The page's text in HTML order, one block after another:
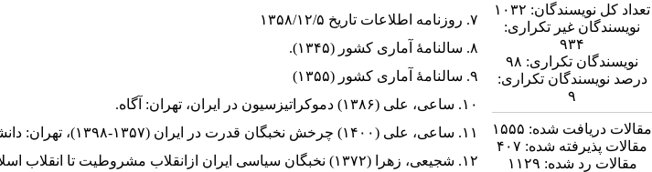
تعداد کل نویسندگان: ۱۰۳۲
نویسندگان غیر تکراری:
۹۳۴
نویسندگان تکراری: ۹۸
درصد نویسندگان تکراری:
۹
مقالات دریافت شده: ۱۵۵۵
مقالات پذیرفته شده: ۴۰۷
مقالات رد شده: ۱۱۲۹
۷. روزنامه اطلاعات تاریخ ۱۳۵۸/۱۲/۵
۸. سالنامۀ آماری کشور (۱۳۴۵).
۹. سالنامۀ آماری کشور (۱۳۵۵)
۱۰. ساعی، علی (۱۳۸۶) دموکراتیزسیون در ایران، تهران: آگاه.
۱۱. ساعی، علی (۱۴۰۰) چرخش نخبگان قدرت در ایران (۱۳۵۷-۱۳۹۸)، تهران: دانشگاه تربیت مدرس
۱۲. شجیعی، زهرا (۱۳۷۲) نخبگان سیاسی ایران ازانقلاب مشروطیت تا انقلاب اسلامی، تهران: سخن.